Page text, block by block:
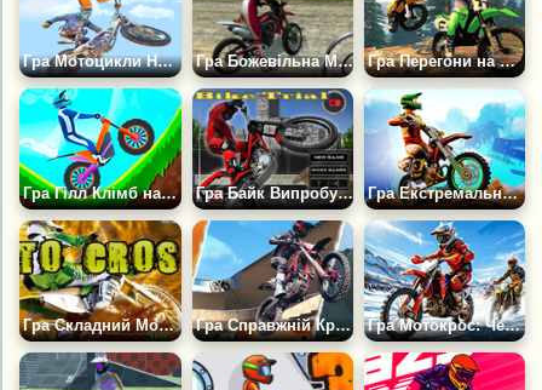
Гра Мотоцикли На Пагорбах Гра Божевільна Мотогонка 3Д Гра Перегони на Мотоциклах по Бездоріжжю 3Д
Гра Гілл Клімб на Мотоциклі Гра Байк Випробування 3 Гра Екстремальний паркур на Мотоциклі
Гра Складний Мотокрос Гра Справжній Креш Байк Гра Мотокрос: Чемпіонат і Фрістайл